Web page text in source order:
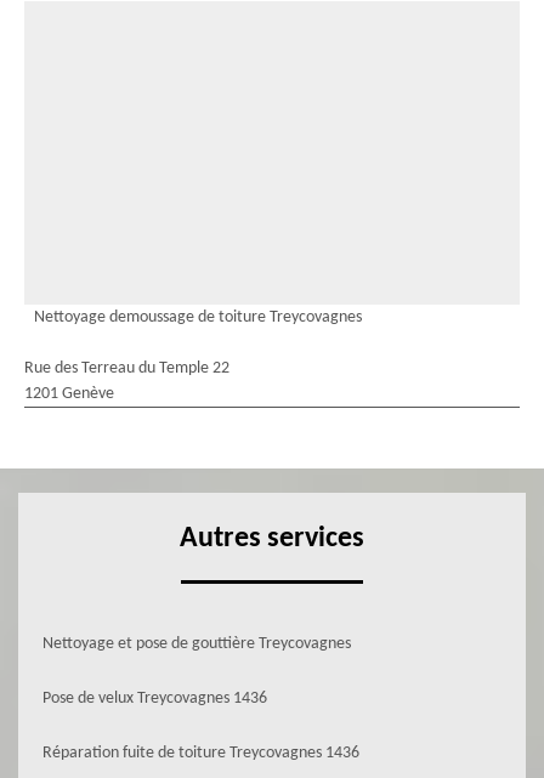
Nettoyage demoussage de toiture Treycovagnes
Rue des Terreau du Temple 22
1201 Genève
Autres services
Nettoyage et pose de gouttière Treycovagnes
Pose de velux Treycovagnes 1436
Réparation fuite de toiture Treycovagnes 1436